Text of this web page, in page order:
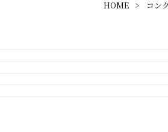
HOME コン